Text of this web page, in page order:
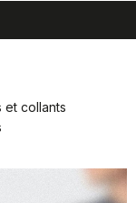
et collants